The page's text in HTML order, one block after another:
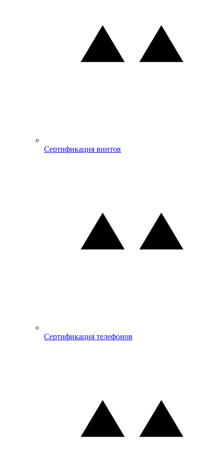
Сертификация винтов
Сертификация телефонов